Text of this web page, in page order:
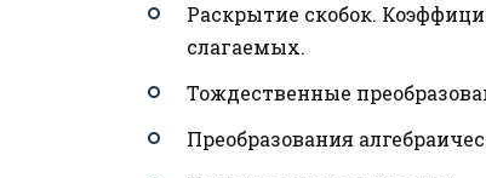
Раскрытие скобок.
слагаемых.
Тождественные
Преобразования